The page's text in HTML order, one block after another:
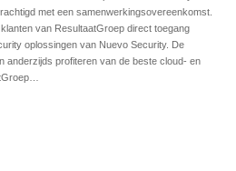
met een samenwerkingsovereenkomst.
van ResultaatGroep direct toegang
oplossingen van Nuevo Security. De
anderzijds profiteren van de beste cloud- en